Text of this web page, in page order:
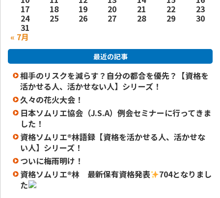
« 7月
17 18 19 20 21 22 23
24 25 26 27 28 29 30
31
最近の記事
相手のリスクを減らす？自分の都合を優先？【資格を
活かせる人、活かせない人】シリーズ！
久々の花火大会！
日本ソムリエ協会（J.S.A）例会セミナーに行ってきま
した！
資格ソムリエ®️林語録【資格を活かせる人、活かせな
い人】シリーズ！
ついに梅雨明け！
資格ソムリエ®️林 最新保有資格発表
704となりまし
た